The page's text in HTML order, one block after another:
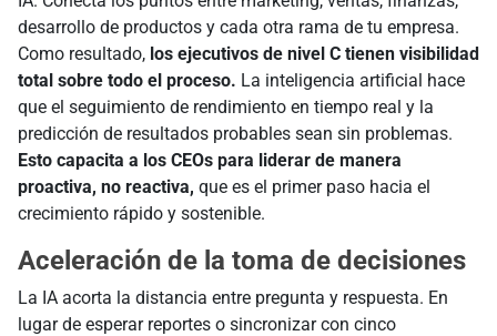
desarrollo de productos y cada otra rama de tu empresa.
Como resultado, los ejecutivos de nivel C tienen visibilidad
total sobre todo el proceso. La inteligencia artificial hace
que el seguimiento de rendimiento en tiempo real y la
predicción de resultados probables sean sin problemas.
Esto capacita a los CEOs para liderar de manera
proactiva, no reactiva, que es el primer paso hacia el
crecimiento rápido y sostenible.
Aceleración de la toma de decisiones
La IA acorta la distancia entre pregunta y respuesta. En
lugar de esperar reportes o sincronizar con cinco